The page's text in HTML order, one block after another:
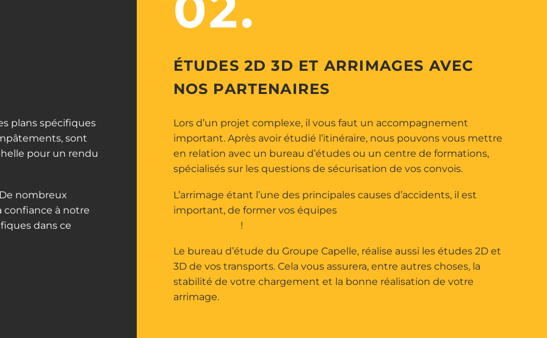
plans spécifiques
sont
pour un rendu
nombreux
confiance à notre
dans ce
ÉTUDES 2D 3D ET ARRIMAGES AVEC
NOS PARTENAIRES
Lors d’un projet complexe, il vous faut un accompagnement
important. Après avoir étudié l’itinéraire, nous pouvons vous mettre
en relation avec un bureau d’études ou un centre de formations,
spécialisés sur les questions de sécurisation de vos convois.
L’arrimage étant l’une des principales causes d’accidents, il est
important, de former vos équipes
!
Le bureau d’étude du Groupe Capelle, réalise aussi les études 2D et
3D de vos transports. Cela vous assurera, entre autres choses, la
stabilité de votre chargement et la bonne réalisation de votre
arrimage.